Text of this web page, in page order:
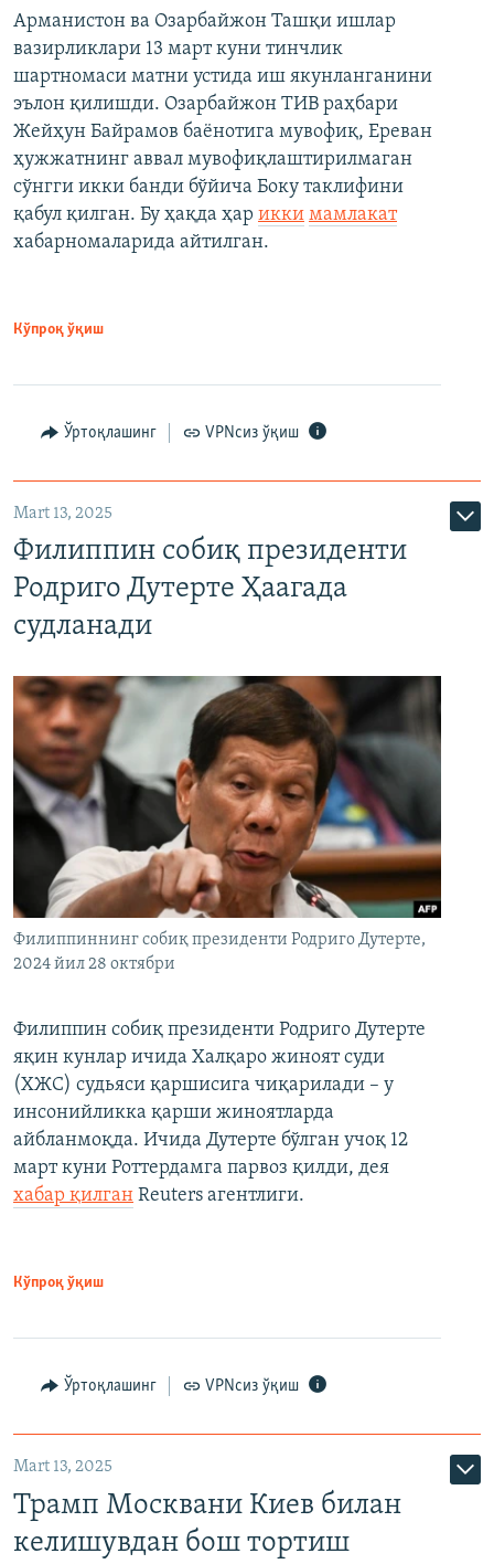
Арманистон ва Озарбайжон Ташқи ишлар
вазирликлари 13 март куни тинчлик
шартномаси матни устида иш якунланганини
эълон қилишди. Озарбайжон ТИВ раҳбари
Жейҳун Байрамов баёнотига мувофиқ, Ереван
ҳужжатнинг аввал мувофиқлаштирилмаган
сўнгги икки банди бўйича Боку таклифини
қабул қилган. Бу ҳақда ҳар икки мамлакат
хабарномаларида айтилган.
Кўпроқ ўқиш
Ўртоқлашинг VPNсиз ўқиш
Mart 13, 2025
Филиппин собиқ президенти
Родриго Дутерте Ҳаагада
судланади
Филиппиннинг собиқ президенти Родриго Дутерте,
2024 йил 28 октябри
Филиппин собиқ президенти Родриго Дутерте
яқин кунлар ичида Халқаро жиноят суди
(ХЖС) судьяси қаршисига чиқарилади – у
инсонийликка қарши жиноятларда
айбланмоқда. Ичида Дутерте бўлган учоқ 12
март куни Роттердамга парвоз қилди, дея
хабар қилган Reuters агентлиги.
Кўпроқ ўқиш
Ўртоқлашинг VPNсиз ўқиш
Mart 13, 2025
Трамп Москвани Киев билан
келишувдан бош тортиш